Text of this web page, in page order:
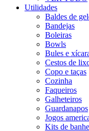
Utilidades
Baldes de
Bandejas
Boleiras
Bowls
Bules e
Cestos de
Copo e taças
Cozinha
Faqueiros
Galheteiros
Guardanapos
Jogos
Kits de